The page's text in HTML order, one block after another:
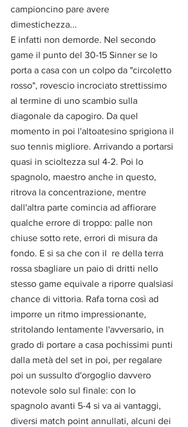
campioncino pare avere
dimestichezza...
E infatti non demorde. Nel secondo
game il punto del 30-15 Sinner se lo
porta a casa con un colpo da "circoletto
rosso", rovescio incrociato strettissimo
al termine di uno scambio sulla
diagonale da capogiro. Da quel
momento in poi l'altoatesino sprigiona il
suo tennis migliore. Arrivando a portarsi
quasi in scioltezza sul 4-2. Poi lo
spagnolo, maestro anche in questo,
ritrova la concentrazione, mentre
dall'altra parte comincia ad affiorare
qualche errore di troppo: palle non
chiuse sotto rete, errori di misura da
fondo. E si sa che con il  re della terra
rossa sbagliare un paio di dritti nello
stesso game equivale a riporre qualsiasi
chance di vittoria. Rafa torna così ad
imporre un ritmo impressionante,
stritolando lentamente l'avversario, in
grado di portare a casa pochissimi punti
dalla metà del set in poi, per regalare
poi un sussulto d'orgoglio davvero
notevole solo sul finale: con lo
spagnolo avanti 5-4 si va ai vantaggi,
diversi match point annullati, alcuni dei